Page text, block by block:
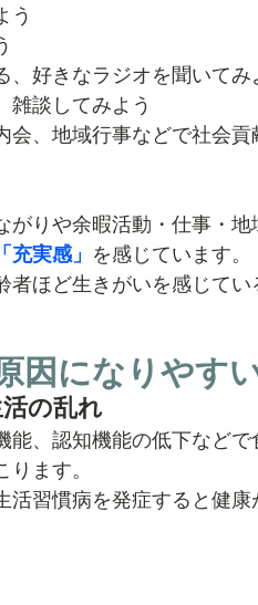
う
、好きなラジオを聞いてみ
雑談してみよう
会、地域行事などで社会貢
がりや余暇活動・仕事・
「充実感」 を感じています。
者ほど生きがいを感じてい
因になりやす
の乱れ
、認知機能の低下など
ます。
活習慣病を発症すると健